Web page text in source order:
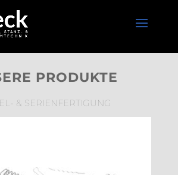
PRODUKTE
& SERIENFERTIGUNG